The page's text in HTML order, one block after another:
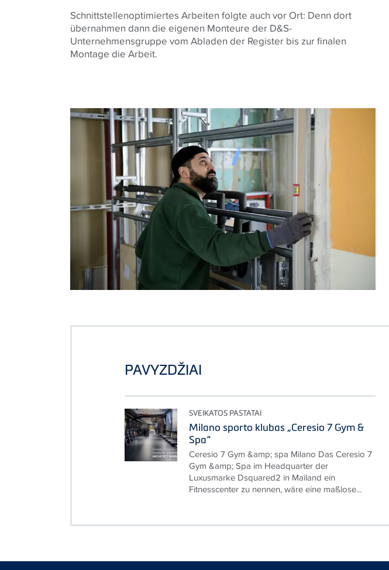
Schnittstellenoptimiertes Arbeiten folgte auch vor Ort: Denn dort
übernahmen dann die eigenen Monteure der D&S-
Unternehmensgruppe vom Abladen der Register bis zur finalen
Montage die Arbeit.
PAVYZDŽIAI
SVEIKATOS PASTATAI
Milano sporto klubas „Ceresio 7 Gym &
Spa“
Ceresio 7 Gym &amp; spa Milano Das Ceresio 7
Gym &amp; Spa im Headquarter der
Luxusmarke Dsquared2 in Mailand ein
Fitnesscenter zu nennen, wäre eine maßlose...